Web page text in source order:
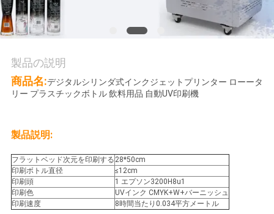
問
い
合
わ
ニ
ュ
ー
製品の説明
商品名:デジタルシリンダ式インクジェットプリンター ローータ
リー プラスチックボトル 飲料用品 自動UV印刷機
製品説明:
フラットベッド次元を印刷する 28*50cm
印刷ボトル直径
≤12cm
印刷頭
1 エプソン3200H8u1
印刷色
UVインク CMYK+W+バーニッシュ
印刷速度
8時間当たり0.034平方メートル